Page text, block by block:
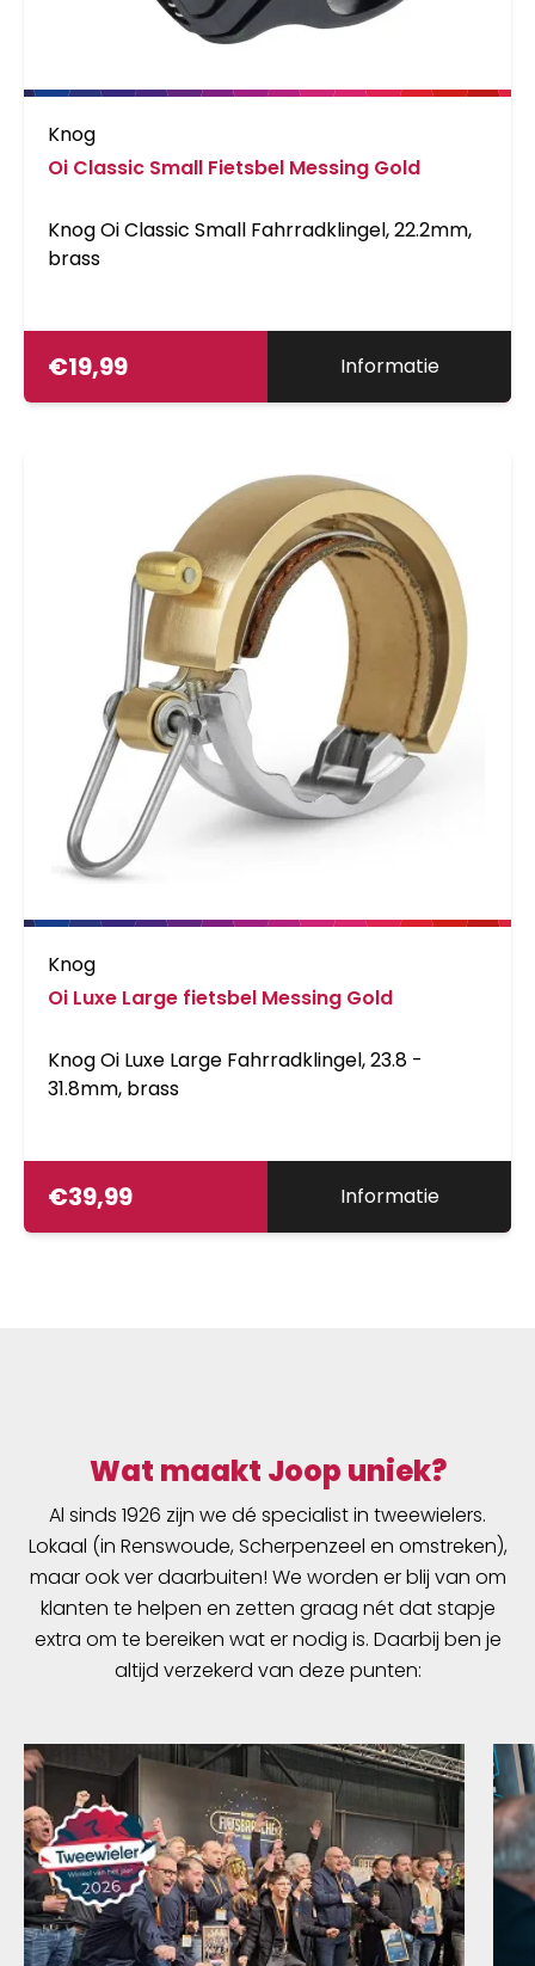
Knog
Oi Classic Small Fietsbel Messing Gold
Knog Oi Classic Small Fahrradklingel, 22.2mm,
brass
€19,99 Informatie
Knog
Oi Luxe Large fietsbel Messing Gold
Knog Oi Luxe Large Fahrradklingel, 23.8 -
31.8mm, brass
€39,99 Informatie
Wat maakt Joop uniek?
Al sinds 1926 zijn we dé specialist in tweewielers.
Lokaal (in Renswoude, Scherpenzeel en omstreken),
maar ook ver daarbuiten! We worden er blij van om
klanten te helpen en zetten graag nét dat stapje
extra om te bereiken wat er nodig is. Daarbij ben je
altijd verzekerd van deze punten: